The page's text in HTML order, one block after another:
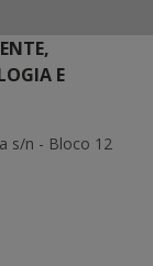
E
s/n - Bloco 12